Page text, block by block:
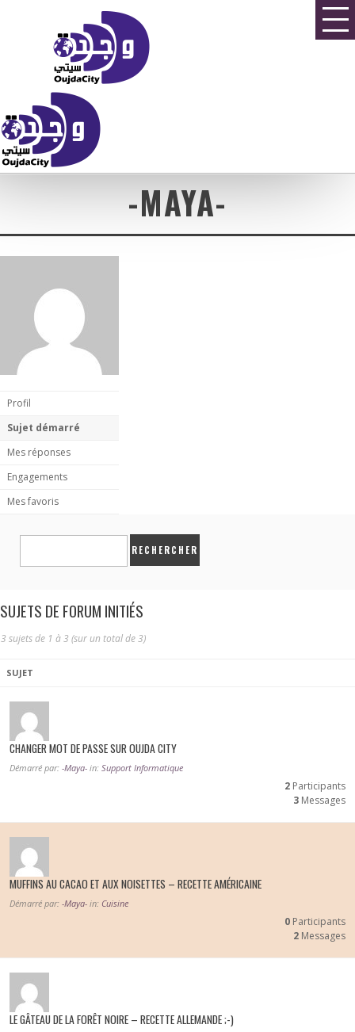
-MAYA-
Profil
Sujet démarré
Mes réponses
Engagements
Mes favoris
SUJETS DE FORUM INITIÉS
3 sujets de 1 à 3 (sur un total de 3)
SUJET
CHANGER MOT DE PASSE SUR OUJDA CITY
Démarré par: -Maya- in: Support Informatique
2 Participants
3 Messages
MUFFINS AU CACAO ET AUX NOISETTES – RECETTE AMÉRICAINE
Démarré par: -Maya- in: Cuisine
0 Participants
2 Messages
LE GÂTEAU DE LA FORÊT NOIRE – RECETTE ALLEMANDE ;-)